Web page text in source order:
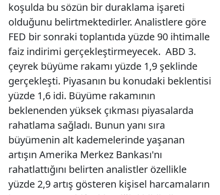
koşulda bu sözün bir duraklama işareti
olduğunu belirtmektedirler. Analistlere göre
FED bir sonraki toplantıda yüzde 90 ihtimalle
faiz indirimi gerçekleştirmeyecek. ABD 3.
çeyrek büyüme rakamı yüzde 1,9 şeklinde
gerçekleşti. Piyasanın bu konudaki beklentisi
yüzde 1,6 idi. Büyüme rakamının
beklenenden yüksek çıkması piyasalarda
rahatlama sağladı. Bunun yanı sıra
büyümenin alt kademelerinde yaşanan
artışın Amerika Merkez Bankası'nı
rahatlattığını belirten analistler özellikle
yüzde 2,9 artış gösteren kişisel harcamaların